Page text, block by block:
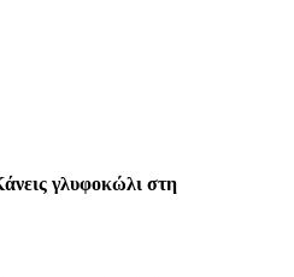
γλυφοκώλι στη